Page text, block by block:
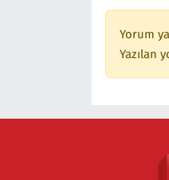
Yorum
Yazılan